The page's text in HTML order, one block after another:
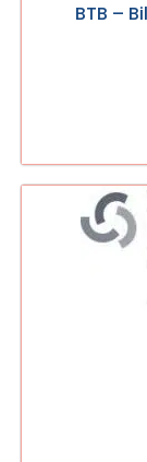
BTB –